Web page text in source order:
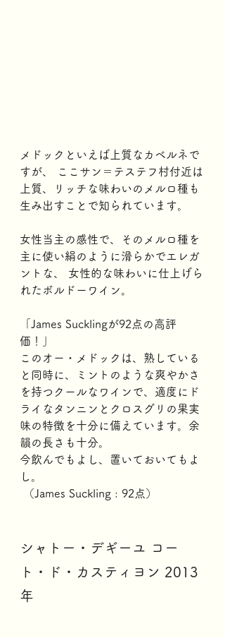
メドックといえば上質なカベルネで
すが、 ここサン＝テステフ村付近は
上質、リッチな味わいのメルロ種も
生み出すことで知られています。
女性当主の感性で、そのメルロ種を
主に使い絹のように滑らかでエレガ
ントな、 女性的な味わいに仕上げら
れたボルドーワイン。
「James Sucklingが92点の高評
価！」
このオー・メドックは、熟している
と同時に、ミントのような爽やかさ
を持つクールなワインで、適度にド
ライなタンニンとクロスグリの果実
味の特徴を十分に備えています。余
韻の長さも十分。
今飲んでもよし、置いておいてもよ
し。
（James Suckling : 92点）
シャトー・デギーユ コー
ト・ド・カスティヨン 2013
年